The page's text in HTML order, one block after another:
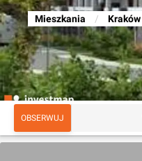
Mieszkania / Kraków
OBSERWUJ